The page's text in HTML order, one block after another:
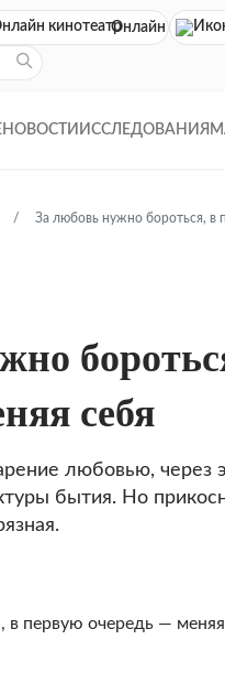
Онлайн
НОВОСТИ ИССЛЕДОВАНИЯ
За любовь нужно бороться, в
себя
любовью, через
бытия. Но